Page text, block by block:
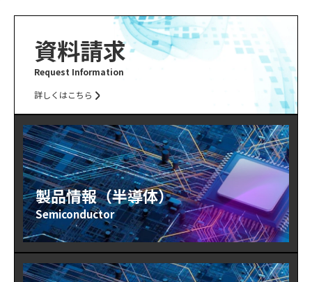
資料請求
Request Information
詳しくはこちら
製品情報（半導体）
Semiconductor